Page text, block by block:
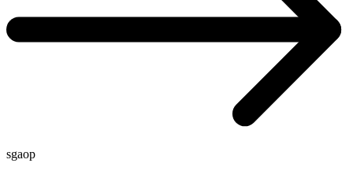
sgaop